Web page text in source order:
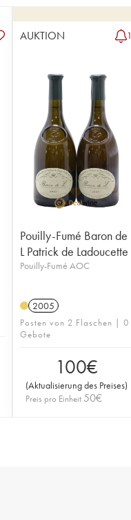
AUKTION 1
Pouilly-Fumé Baron de
L Patrick de Ladoucette
Pouilly-Fumé AOC
2005
Posten von 2 Flaschen | 0
Gebote
100€
(Aktualisierung des Preises)
Preis pro Einheit 50€